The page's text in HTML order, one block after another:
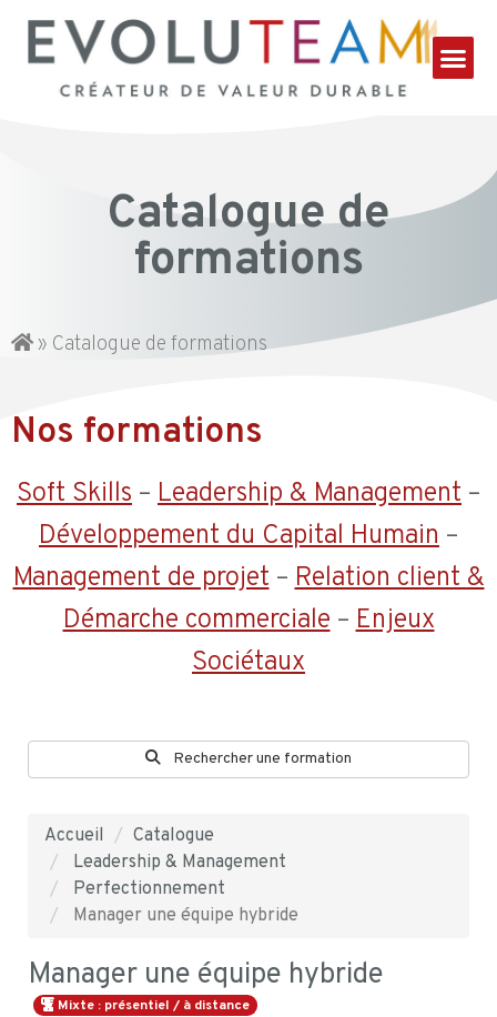
Catalogue de
formations
» Catalogue de formations
Nos formations
Soft Skills – Leadership & Management –
Développement du Capital Humain –
Management de projet–Relation client &
Démarche commerciale–Enjeux
Sociétaux
Rechercher une formation
Accueil
Catalogue
Leadership & Management
Perfectionnement
Manager une équipe hybride
Manager une équipe hybride
Mixte : présentiel / à distance